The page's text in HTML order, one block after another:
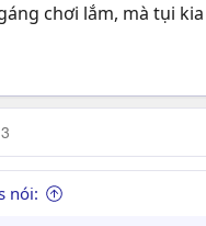
chơi lắm, mà tụi
nói: